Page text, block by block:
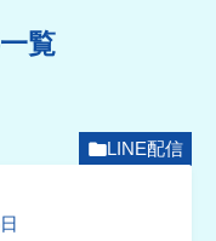
覧
LINE配信